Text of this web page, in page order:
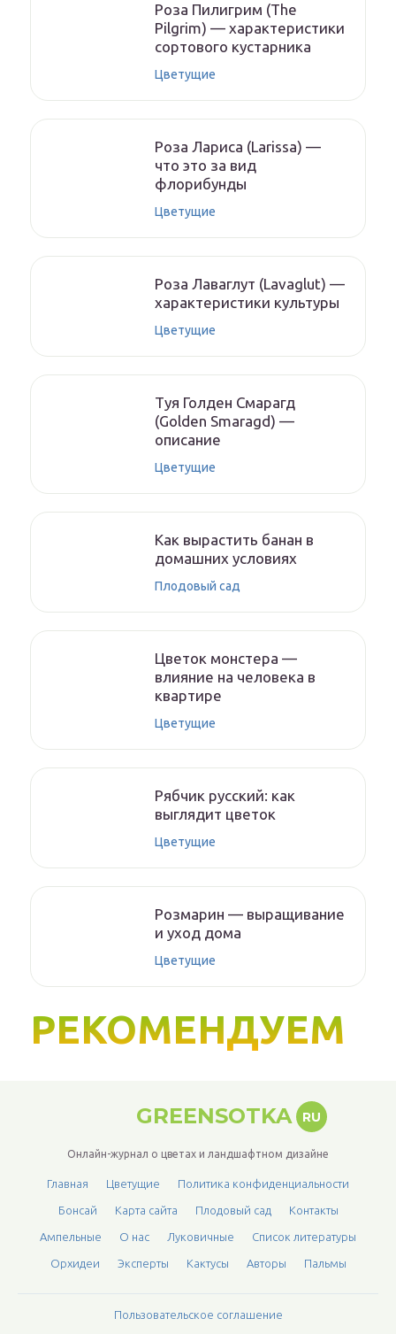
Роза Пилигрим (The
Pilgrim) — характеристики
сортового кустарника
Цветущие
Роза Лариса (Larissa) —
что это за вид
флорибунды
Цветущие
Роза Лаваглут (Lavaglut) —
характеристики культуры
Цветущие
Туя Голден Смарагд
(Golden Smaragd) —
описание
Цветущие
Как вырастить банан в
домашних условиях
Плодовый сад
Цветок монстера —
влияние на человека в
квартире
Цветущие
Рябчик русский: как
выглядит цветок
Цветущие
Розмарин — выращивание
и уход дома
Цветущие
РЕКОМЕНДУЕМ
GREENSOTKA RU
Онлайн-журнал о цветах и ландшафтном дизайне
Главная Цветущие Политика конфиденциальности
Бонсай Карта сайта Плодовый сад Контакты
Ампельные О нас Луковичные Список литературы
Орхидеи Эксперты Кактусы Авторы Пальмы
Пользовательское соглашение